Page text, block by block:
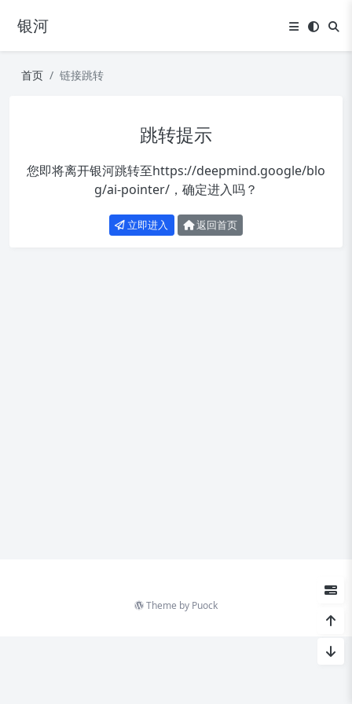
银河
首页 链接跳转
跳转提示
您即将离开银河跳转至https://deepmind.google/blo
g/ai-pointer/ ，确定进入吗？
立即进入 返回首页
Theme by Puock